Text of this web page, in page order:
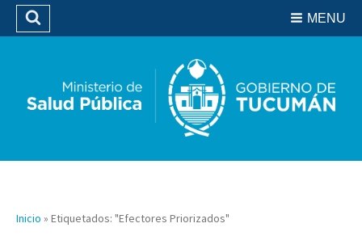
Biblioteca
MENU
Buscar
Inicio » Etiquetados: "Efectores Priorizados"